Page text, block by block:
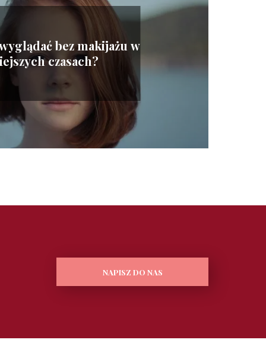
bez makijażu w
czasach?
NAPISZ DO NAS